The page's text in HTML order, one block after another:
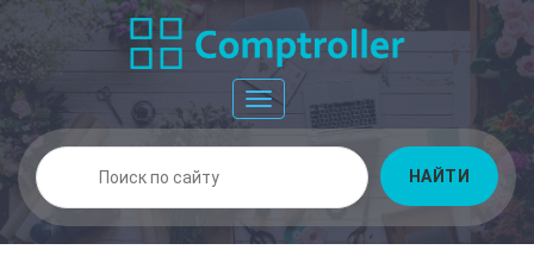
Toggle
navigation
НАЙТИ